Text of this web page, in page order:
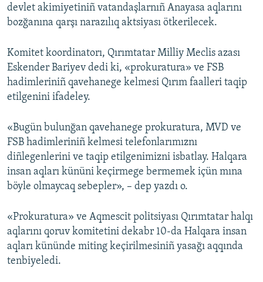
devlet akimiyetiniñ vatandaşlarnıñ Anayasa aqlarını
bozğanına qarşı narazılıq aktsiyası ötkerilecek.
Komitet koordinatorı, Qırımtatar Milliy Meclis azası
Eskender Bariyev dedi ki, «prokuratura» ve FSB
hadimleriniñ qavehanege kelmesi Qırım faalleri taqip
etilgenini ifadeley.
«Bugün bulunğan qavehanege prokuratura, MVD ve
FSB hadimleriniñ kelmesi telefonlarımıznı
diñlegenlerini ve taqip etilgenimizni isbatlay. Halqara
insan aqları kününi keçirmege bermemek içün mına
böyle olmaycaq sebepler», – dep yazdı o.
«Prokuratura» ve Aqmescit politsiyası Qırımtatar halqı
aqlarını qoruv komitetini dekabr 10-da Halqara insan
aqları kününde miting keçirilmesiniñ yasağı aqqında
tenbiyeledi.